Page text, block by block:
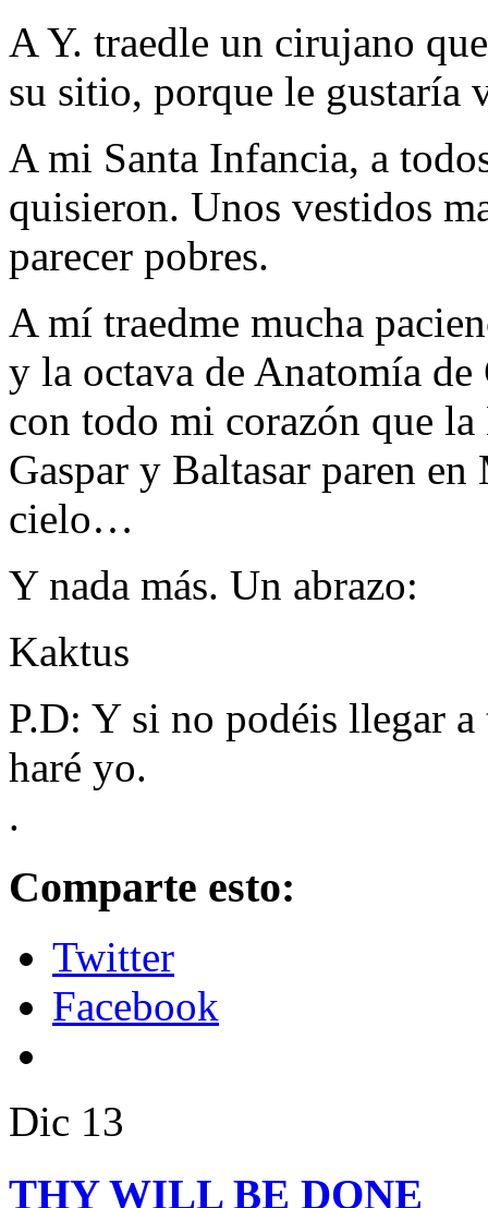
A Y. traedle un cirujano
su sitio, porque le gustaría
A mi Santa Infancia, a
quisieron. Unos vestidos
parecer pobres.
A mí traedme mucha
y la octava de Anatomía
con todo mi corazón que
Gaspar y Baltasar paren
cielo…
Y nada más. Un abrazo:
Kaktus
P.D: Y si no podéis llegar
haré yo.
.
Comparte esto:
Twitter
Facebook
Dic 13
THY WILL BE DONE